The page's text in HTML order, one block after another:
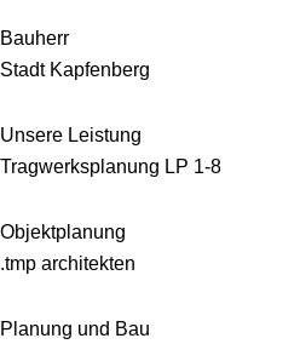
Bauherr
Stadt Kapfenberg
Unsere Leistung
Tragwerksplanung LP 1-8
Objektplanung
.tmp architekten
Planung und Bau